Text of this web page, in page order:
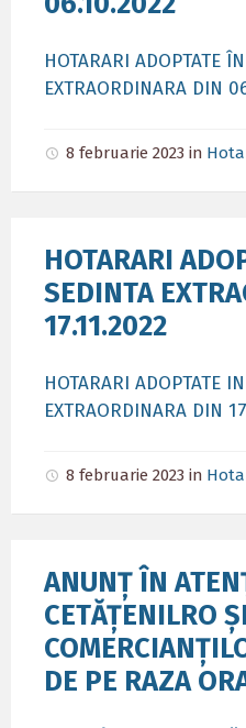
HOTARARI ADOPTATE
EXTRAORDINARA DIN
8 februarie 2023 in
HOTARARI
SEDINTA
17.11.2022
HOTARARI ADOPTATE
EXTRAORDINARA DIN
8 februarie 2023 in
ANUNȚ ÎN
CETĂȚENILRO
DE PE RAZA